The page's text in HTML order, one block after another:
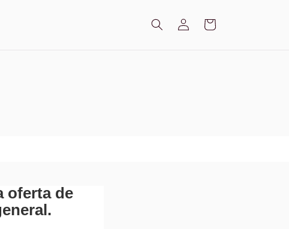
Iniciar
sesión
Carrito
oferta de